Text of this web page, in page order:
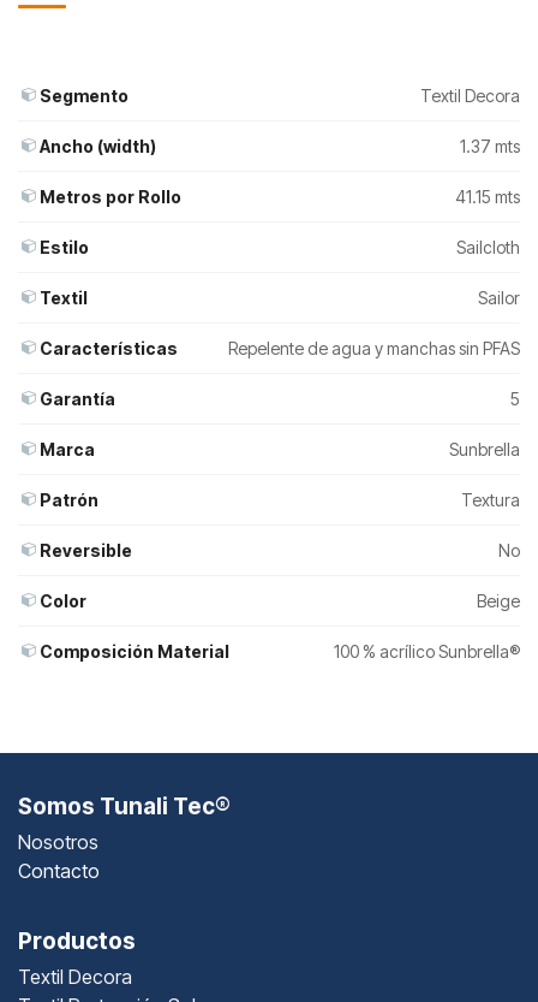
Segmento Textil Decora
Ancho (width) 1.37 mts
Metros por Rollo 41.15 mts
Estilo Sailcloth
Textil Sailor
Características Repelente de agua y manchas sin PFAS
Garantía 5
Marca Sunbrella
Patrón Textura
Reversible No
Color Beige
Composición Material 100 % acrílico Sunbrella®
Somos Tunali Tec®
Nosotros
Contacto
Productos
Textil Decora